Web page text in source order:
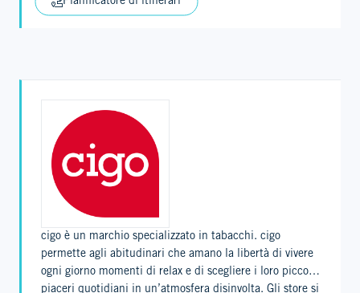
cigo è un marchio specializzato in tabacchi. cigo
permette agli abitudinari che amano la libertà di vivere
ogni giorno momenti di relax e di scegliere i loro piccoli
piaceri quotidiani in un’atmosfera disinvolta. Gli store si